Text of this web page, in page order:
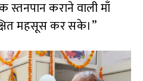
स्तनपान कराने वाली माँ
महसूस कर सके।”